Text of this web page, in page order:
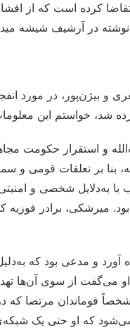
تقاضا کرده است که از
در آرشیف شیشه
و بیژن‌پور، در مورد
شد، خواستم این
و استقرار حکومت
بنا بر تعلقات قومی و
به‌دلایل شخصی و امنیتی،
میرشکی، برادر
و مدعی بود که
می‌گفت از سوی آن‌ها
قوماندان مرتضا که
می‌شود که او حتی یک